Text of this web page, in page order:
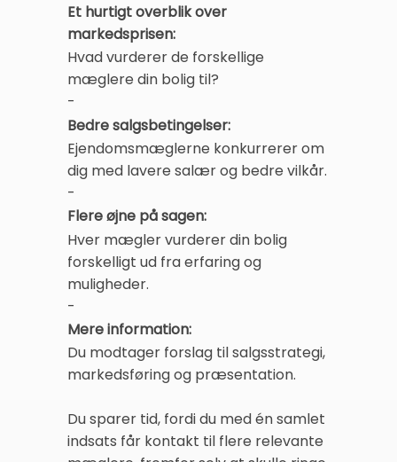
Et hurtigt overblik over
markedsprisen:
Hvad vurderer de forskellige
mæglere din bolig til?
-
Bedre salgsbetingelser:
Ejendomsmæglerne konkurrerer om
dig med lavere salær og bedre vilkår.
-
Flere øjne på sagen:
Hver mægler vurderer din bolig
forskelligt ud fra erfaring og
muligheder.
-
Mere information:
Du modtager forslag til salgsstrategi,
markedsføring og præsentation.
Du sparer tid, fordi du med én samlet
indsats får kontakt til flere relevante